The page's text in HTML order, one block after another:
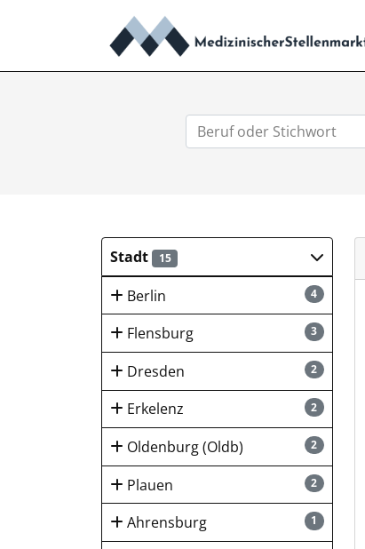
Stadt 15
4
Berlin
3
Flensburg
2
Dresden
2
Erkelenz
2
Oldenburg (Oldb)
2
Plauen
1
Ahrensburg